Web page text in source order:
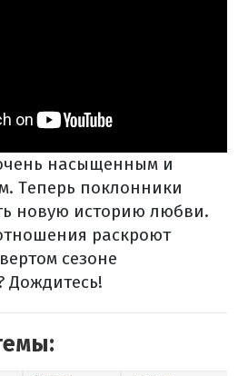
насыщенным и
Теперь поклонники
новую историю любви.
раскроют
сезоне
Дождитесь!